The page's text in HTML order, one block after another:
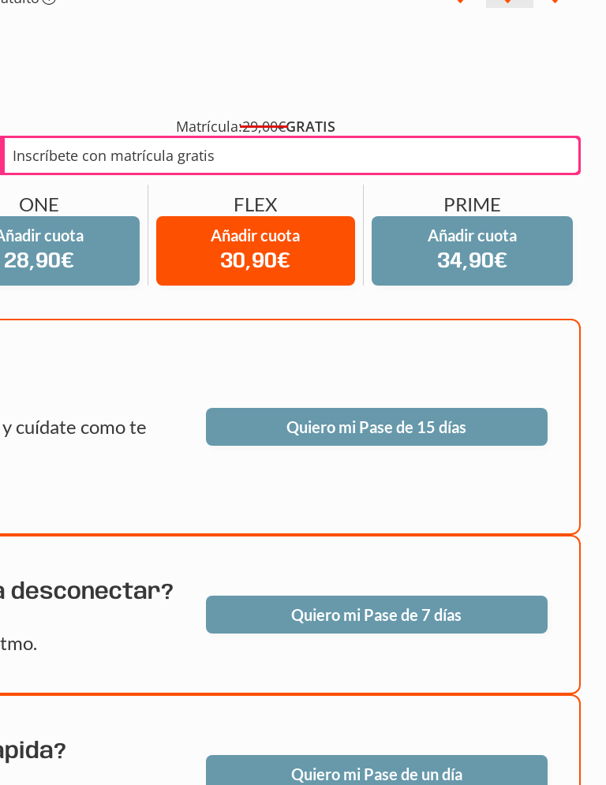
Matrícula:29,00€GRATIS
Inscríbete con matrícula gratis
ONE
cuota
28,90€
FLEX
Añadir cuota
30,90€
PRIME
Añadir cuota
34,90€
cuídate como te
Quiero mi Pase de 15 días
desconectar?
Quiero mi Pase de 7 días
Quiero mi Pase de un día